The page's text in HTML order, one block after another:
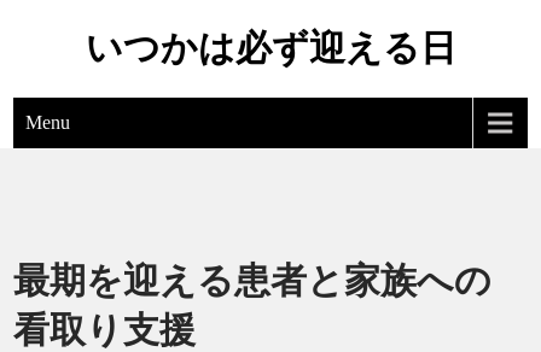
いつかは必ず迎える日
Menu
最期を迎える患者と家族への
看取り支援